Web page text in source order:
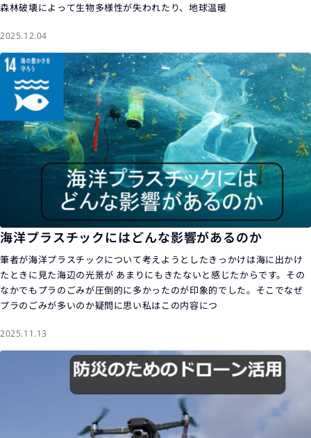
森林破壊によって生物多様性が失われたり、地球温暖
2025.12.04
海洋プラスチックにはどんな影響があるのか
筆者が海洋プラスチックについて考えようとしたきっかけは海に出かけ
たときに見た海辺の光景が あまりにもきたないと感じたからです。その
なかでもプラのごみが圧倒的に多かったのが印象的でした。そこでなぜ
プラのごみが多いのか疑問に思い私はこの内容につ
2025.11.13